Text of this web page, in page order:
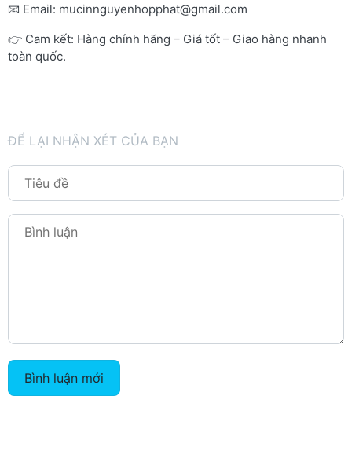
📧 Email: mucinnguyenhopphat@gmail.com
👉 Cam kết: Hàng chính hãng – Giá tốt – Giao hàng nhanh
toàn quốc.
ĐỂ LẠI NHẬN XÉT CỦA BẠN
Bình luận mới